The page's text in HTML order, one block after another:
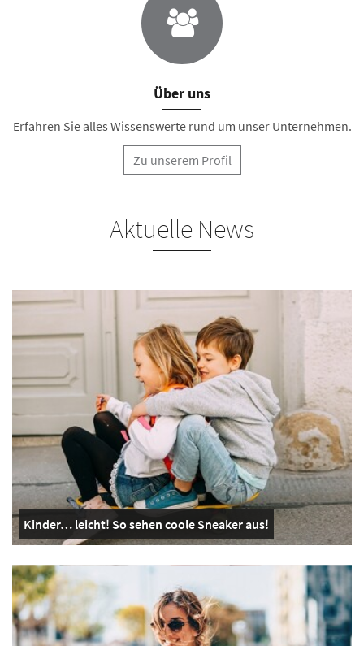
Über uns
Erfahren Sie alles Wissenswerte rund um unser Unternehmen.
Zu unserem Profil
Aktuelle News
Kinder… leicht! So sehen coole Sneaker aus!